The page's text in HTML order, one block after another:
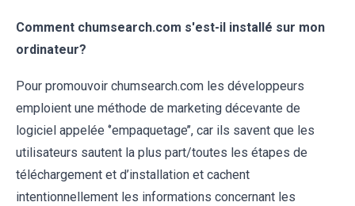
Comment chumsearch.com s'est-il installé sur mon
ordinateur?
Pour promouvoir chumsearch.com les développeurs
emploient une méthode de marketing décevante de
logiciel appelée ‘’empaquetage’’, car ils savent que les
utilisateurs sautent la plus part/toutes les étapes de
téléchargement et d’installation et cachent
intentionnellement les informations concernant les